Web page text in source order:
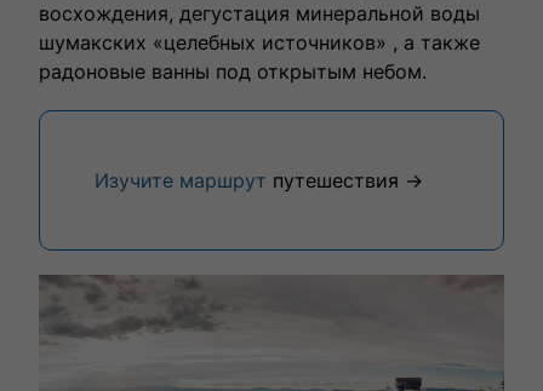
восхождения, дегустация минеральной воды
шумакских «целебных источников» , а также
радоновые ванны под открытым небом.
Изучите маршрут путешествия →